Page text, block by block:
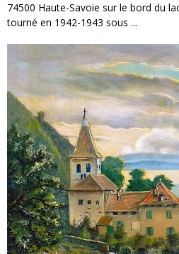
74500 Haute-Savoie sur le bord du
tourné en 1942-1943 sous ...